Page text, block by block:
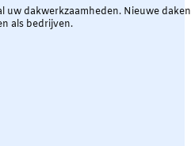
uw dakwerkzaamheden. Nieuwe
als bedrijven.